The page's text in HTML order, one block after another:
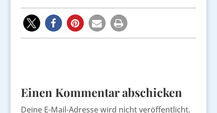
Einen Kommentar abschicken
Deine E-Mail-Adresse wird nicht veröffentlicht.